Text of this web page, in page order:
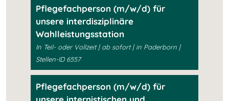
Pflegefachperson (m/w/d) für
unsere interdisziplinäre
Wahlleistungsstation
In Teil- oder Vollzeit | ab sofort | in Paderborn |
Stellen-ID 6557
Pflegefachperson (m/w/d) für